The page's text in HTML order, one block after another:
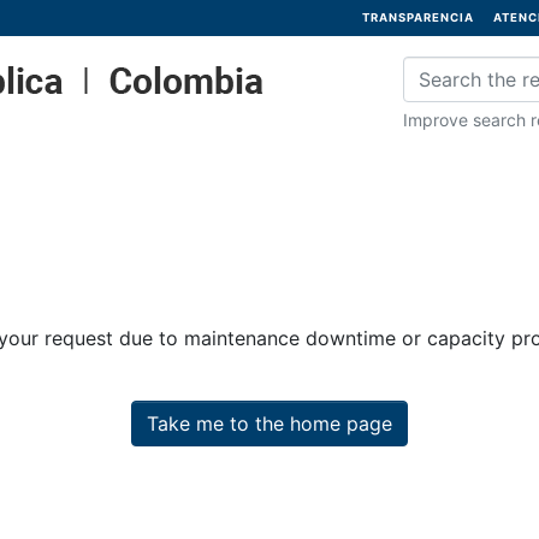
TRANSPARENCIA
Improve search
request due to maintenance downtime or capacity
Take me to the home page